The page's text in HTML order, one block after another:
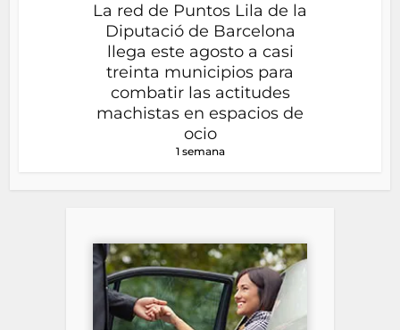
La red de Puntos Lila de la
Diputació de Barcelona
llega este agosto a casi
treinta municipios para
combatir las actitudes
machistas en espacios de
ocio
1 semana